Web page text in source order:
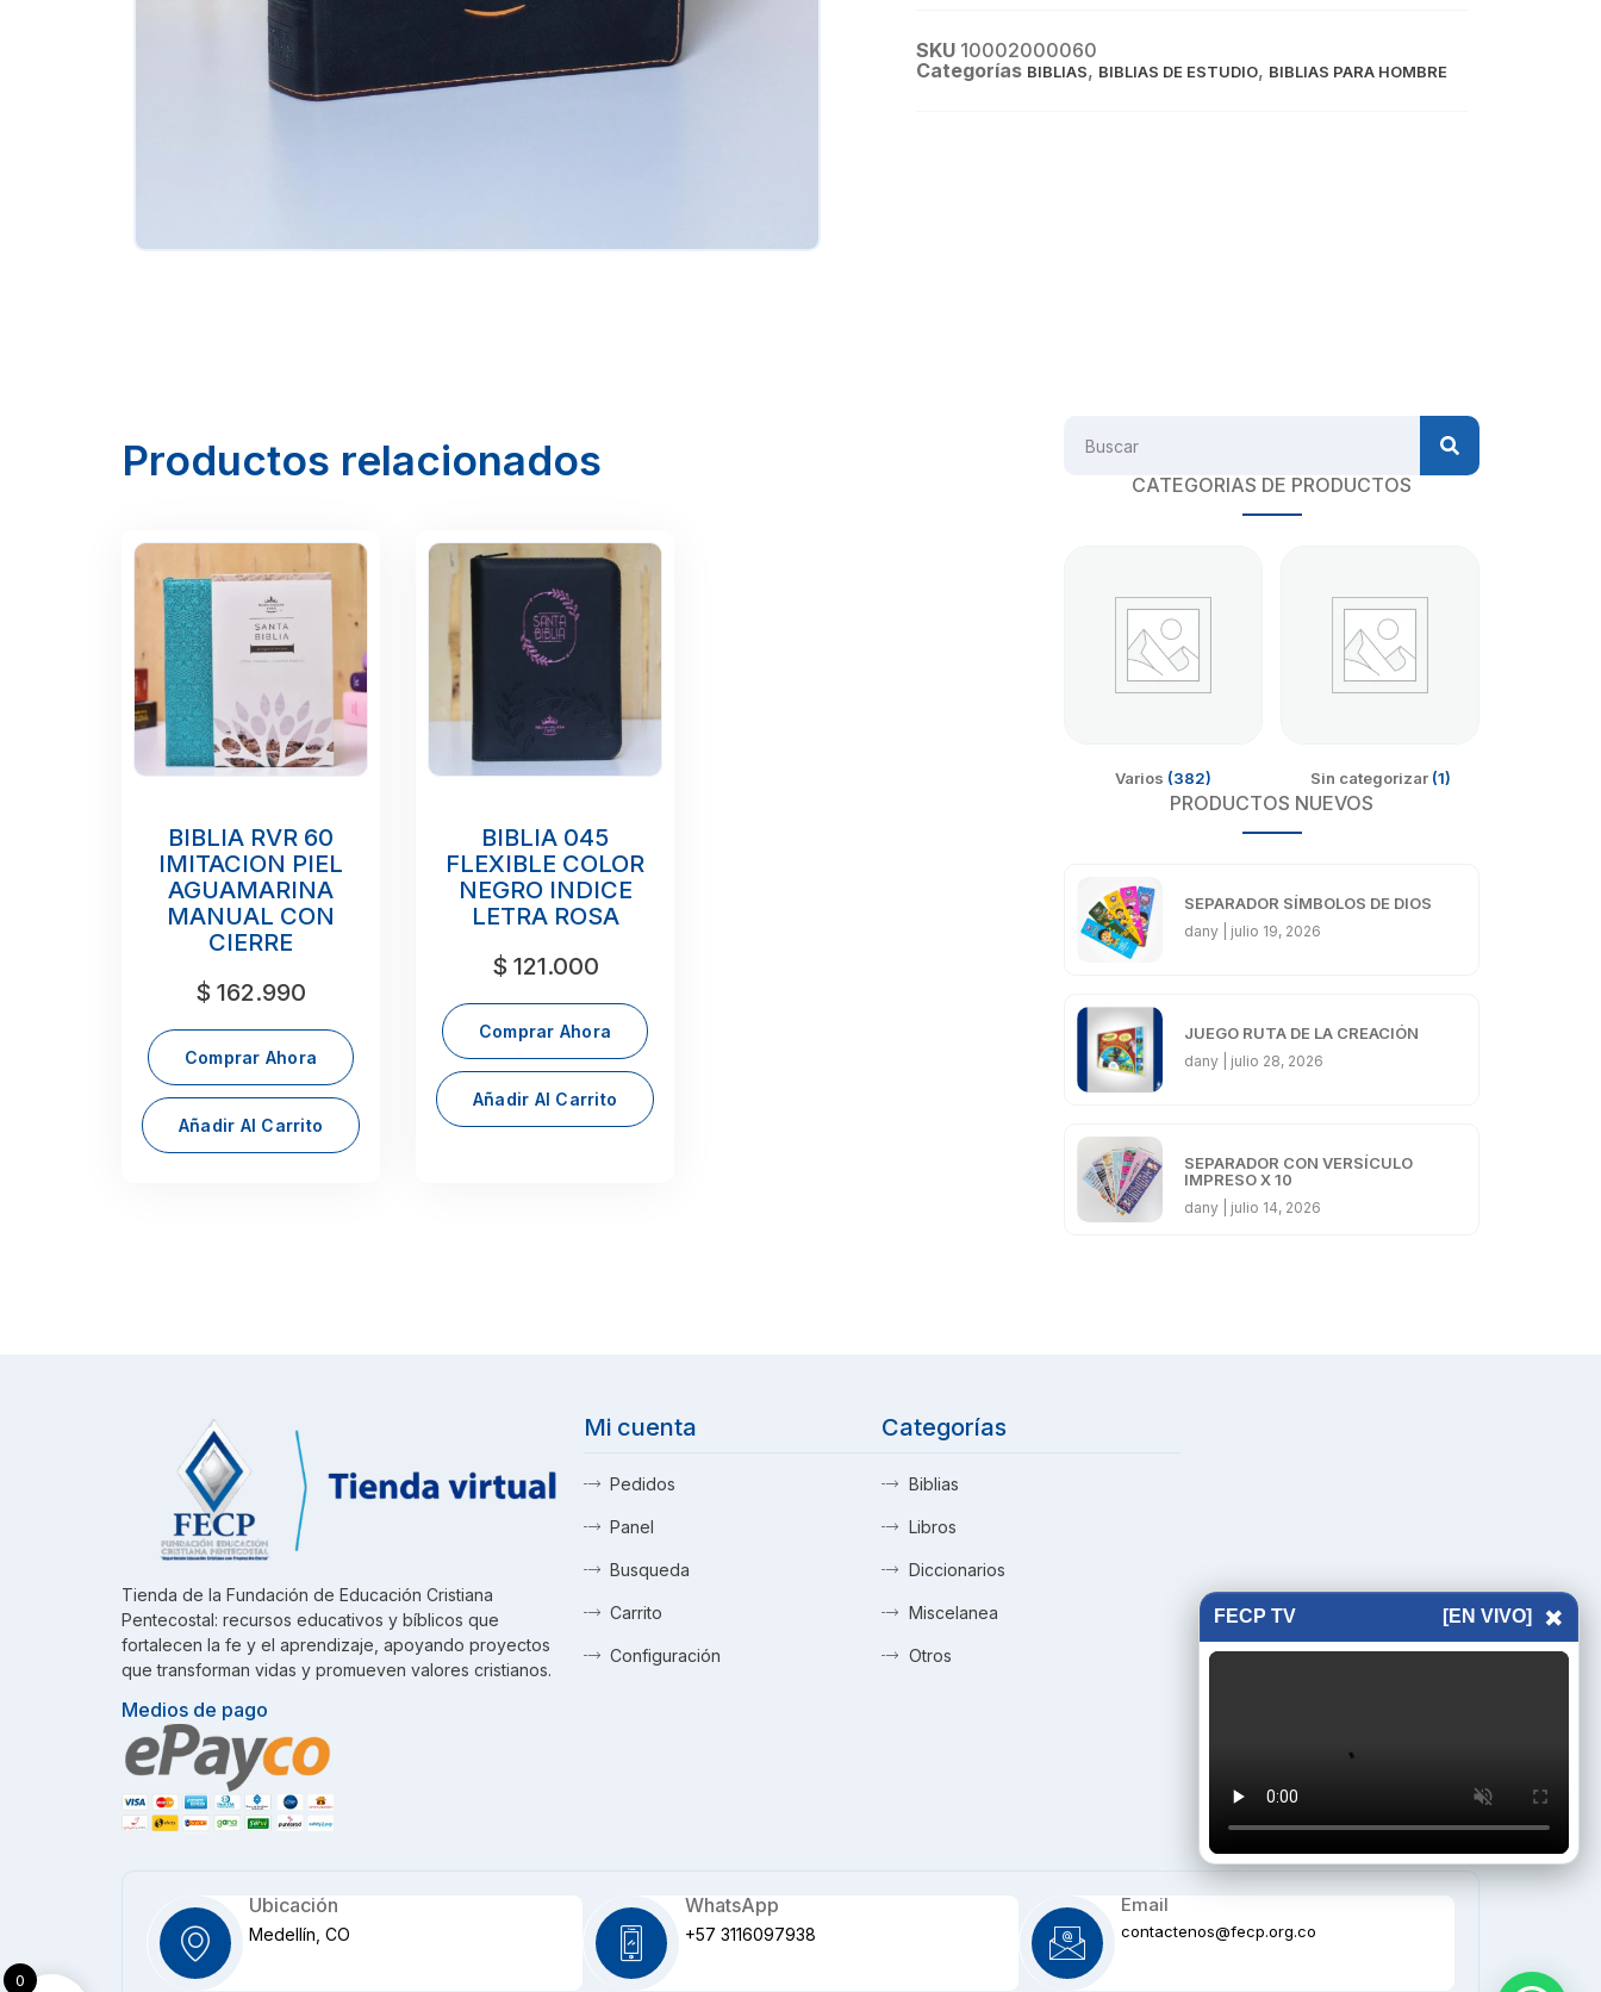
FECP TV [EN VIVO] ×
SKU 10002000060
Categorías BIBLIAS, BIBLIAS DE ESTUDIO, BIBLIAS PARA HOMBRE
Productos relacionados
BIBLIA RVR 60
IMITACION PIEL
AGUAMARINA
MANUAL CON
CIERRE
$ 162.990
Comprar Ahora
Añadir Al Carrito
BIBLIA 045
FLEXIBLE COLOR
NEGRO INDICE
LETRA ROSA
$ 121.000
Comprar Ahora
Añadir Al Carrito
CATEGORIAS DE PRODUCTOS
Varios (382) Sin categorizar (1)
PRODUCTOS NUEVOS
SEPARADOR SÍMBOLOS DE DIOS
dany julio 19, 2026
JUEGO RUTA DE LA CREACIÓN
dany julio 28, 2026
SEPARADOR CON VERSÍCULO
IMPRESO X 10
dany julio 14, 2026
Tienda de la Fundación de Educación Cristiana
Pentecostal: recursos educativos y bíblicos que
fortalecen la fe y el aprendizaje, apoyando proyectos
que transforman vidas y promueven valores cristianos.
Medios de pago
Mi cuenta
Pedidos
Panel
Busqueda
Carrito
Configuración
Categorías
Biblias
Libros
Diccionarios
Miscelanea
Otros
Ubicación
Medellín, CO
WhatsApp
+57 3116097938
Email
contactenos@fecp.org.co
0